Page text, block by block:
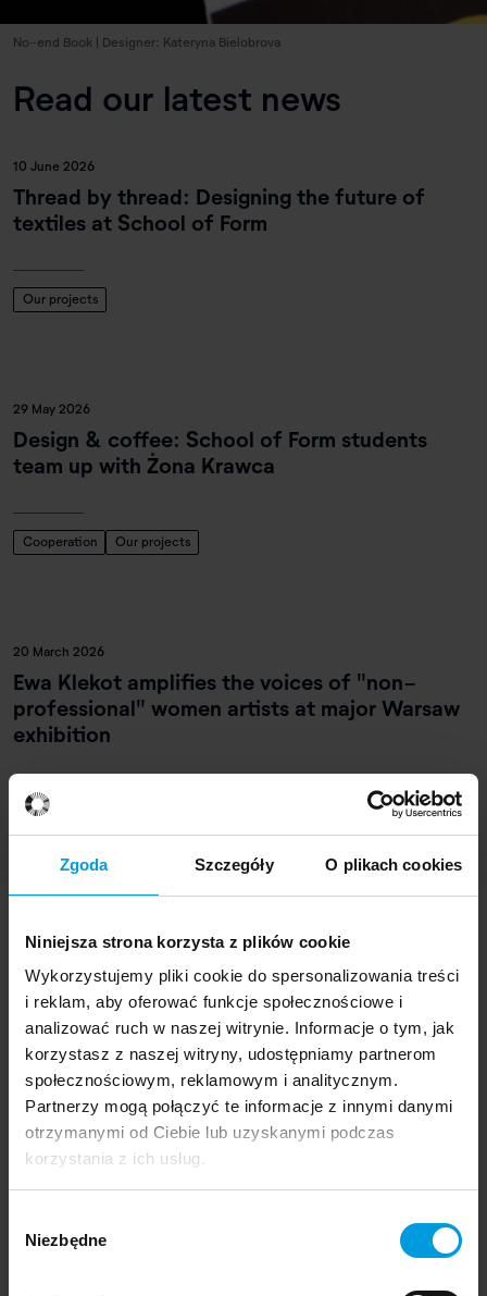
Zgoda Szczegóły O plikach cookies
Niniejsza strona korzysta z plików cookie
Wykorzystujemy pliki cookie do spersonalizowania treści
i reklam, aby oferować funkcje społecznościowe i
analizować ruch w naszej witrynie. Informacje o tym, jak
korzystasz z naszej witryny, udostępniamy partnerom
społecznościowym, reklamowym i analitycznym.
Partnerzy mogą połączyć te informacje z innymi danymi
otrzymanymi od Ciebie lub uzyskanymi podczas
korzystania z ich usług.
zgody
Niezbędne
No-end Book | Designer: Kateryna Bielobrova
Read our latest news
10 June 2026
Thread by thread: Designing the future of
textiles at School of Form
Our projects
29 May 2026
Design & coffee: School of Form students
team up with Żona Krawca
Cooperation Our projects
20 March 2026
Ewa Klekot amplifies the voices of "non-
professional" women artists at major Warsaw
exhibition
Events and exhibitions
AllFor candidatesAwards and recognitionOur projects
28 March 2026
Open Day at SWPS University: Visit School of
Form